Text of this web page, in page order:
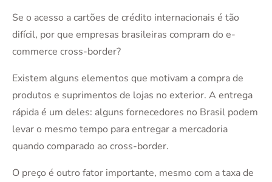
Se o acesso a cartões de crédito internacionais é tão
difícil, por que empresas brasileiras compram do e-
commerce cross-border?
Existem alguns elementos que motivam a compra de
produtos e suprimentos de lojas no exterior. A entrega
rápida é um deles: alguns fornecedores no Brasil podem
levar o mesmo tempo para entregar a mercadoria
quando comparado ao cross-border.
O preço é outro fator importante, mesmo com a taxa de